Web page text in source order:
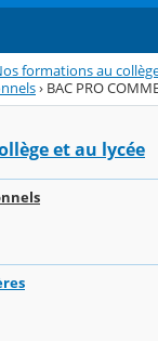
formations au
› BAC PRO
et au lycée